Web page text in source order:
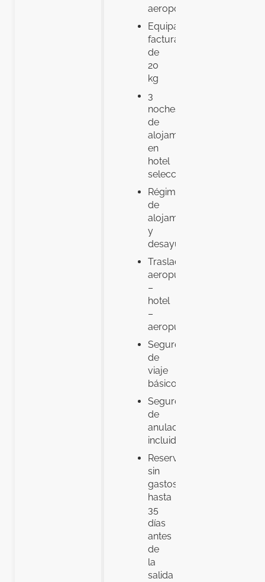
aeroportuarias
Equipaje
facturado
de
20
kg
3
noches
de
alojamiento
en
hotel
seleccionado
Régimen
de
alojamiento
y
desayuno
Traslados
aeropuerto
–
hotel
–
aeropuerto
Seguro
de
viaje
básico
Seguro
de
anulación
incluido
Reserva
sin
gastos
hasta
35
días
antes
de
la
salida